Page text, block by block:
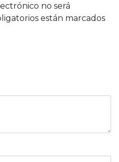
no será
están marcados